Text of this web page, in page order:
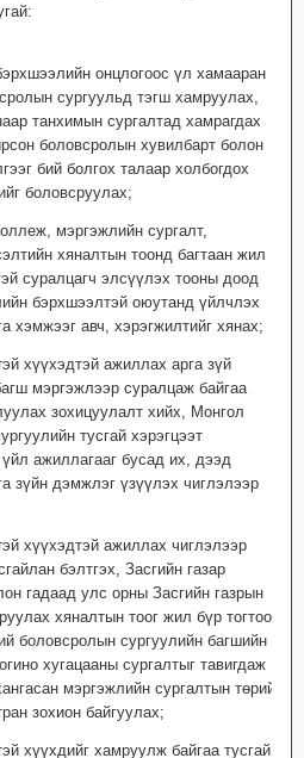
онцлогоос үл хамааран
сургуульд тэгш хамруулах,
танхимын сургалтад хамрагдах
боловсролын хувилбарт болон
бий болгох талаар холбогдох
боловсруулах;
мэргэжлийн сургалт,
хяналтын тоонд багтаан жил
суралцагч элсүүлэх тооны доод
бэрхшээлтэй оюутанд үйлчлэх
хэмжээг авч, хэрэгжилтийг хянах;
хүүхэдтэй ажиллах арга зүй
мэргэжлээр суралцаж байгаа
зохицуулалт хийх, Монгол
тусгай хэрэгцээт
ажиллагааг бусад их, дээд
зүйн дэмжлэг үзүүлэх чиглэлээр
хүүхэдтэй ажиллах чиглэлээр
бэлтгэх, Засгийн газар
гадаад улс орны Засгийн газрын
хяналтын тоог жил бүр тогтоон
боловсролын сургуулийн багшийн
хугацааны сургалтыг тавигдаж
мэргэжлийн сургалтын төрийн
зохион байгуулах;
хүүхдийг хамруулж байгаа тусгай